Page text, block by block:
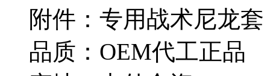
附件：专用战术尼龙套
品质：OEM代工正品